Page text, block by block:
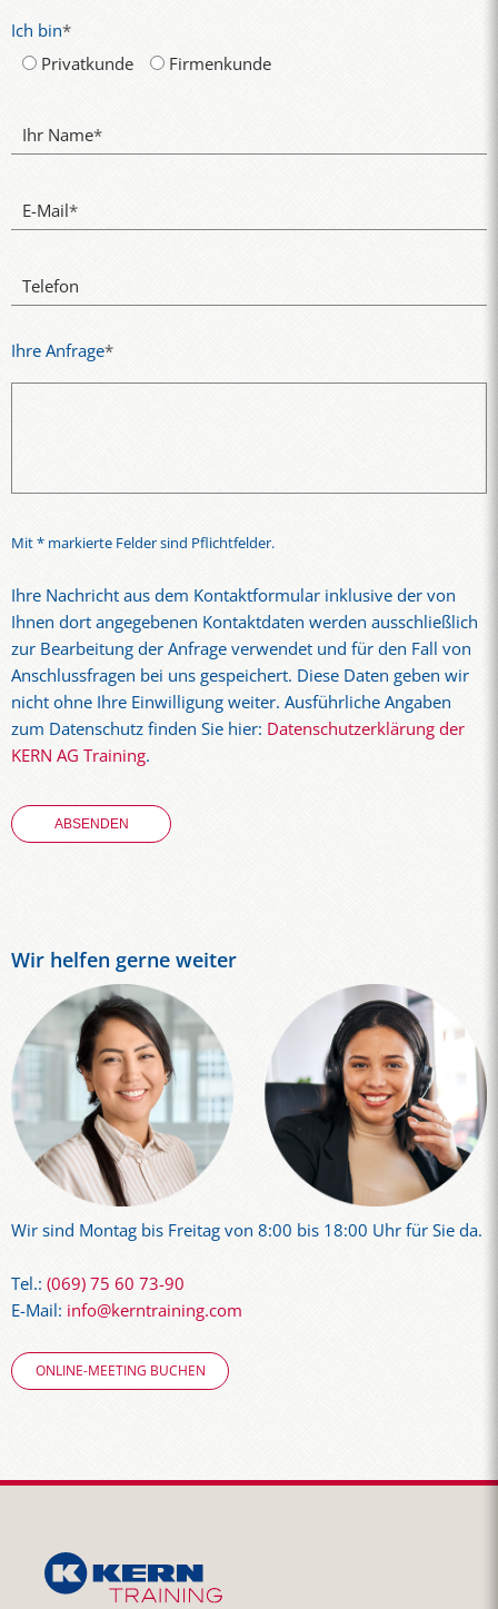
Ich bin*
Privatkunde
Firmenkunde
Ihr Name*
E-Mail*
Telefon
Ihre Anfrage*
Mit * markierte Felder sind Pflichtfelder.
Ihre Nachricht aus dem Kontaktformular inklusive der von
Ihnen dort angegebenen Kontaktdaten werden ausschließlich
zur Bearbeitung der Anfrage verwendet und für den Fall von
Anschlussfragen bei uns gespeichert. Diese Daten geben wir
nicht ohne Ihre Einwilligung weiter. Ausführliche Angaben
zum Datenschutz finden Sie hier: Datenschutzerklärung der
KERN AG Training.
Wir helfen gerne weiter
Wir sind Montag bis Freitag von 8:00 bis 18:00 Uhr für Sie da.
Tel.: (069) 75 60 73-90
E-Mail: info@kerntraining.com
ONLINE-MEETING BUCHEN